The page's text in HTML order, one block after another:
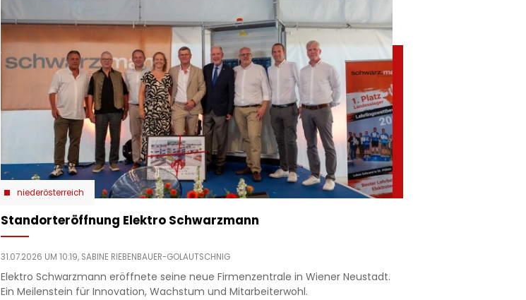
niederösterreich
Standorteröffnung Elektro Schwarzmann
31.07.2026 UM 10:19, SABINE RIEBENBAUER-GOLAUTSCHNIG
Elektro Schwarzmann eröffnete seine neue Firmenzentrale in Wiener Neustadt.
Ein Meilenstein für Innovation, Wachstum und Mitarbeiterwohl.